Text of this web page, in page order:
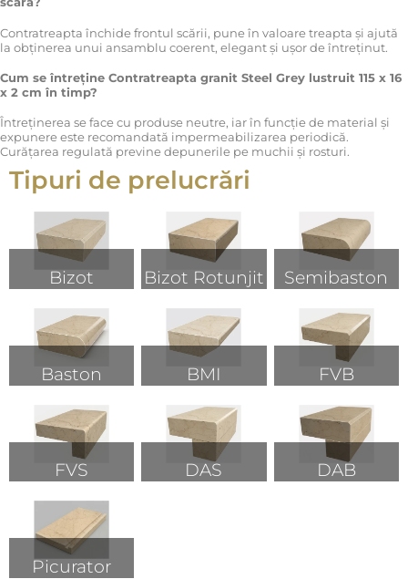
Contratreapta închide frontul scării, pune în valoare treapta și ajută
la obținerea unui ansamblu coerent, elegant și ușor de întreținut.
Cum se întreține Contratreapta granit Steel Grey lustruit 115 x 16
x 2 cm în timp?
Întreținerea se face cu produse neutre, iar în funcție de material și
expunere este recomandată impermeabilizarea periodică.
Curățarea regulată previne depunerile pe muchii și rosturi.
Tipuri de prelucrări
Bizot Bizot Rotunjit Semibaston
Baston BMI FVB
FVS DAS DAB
Picurator